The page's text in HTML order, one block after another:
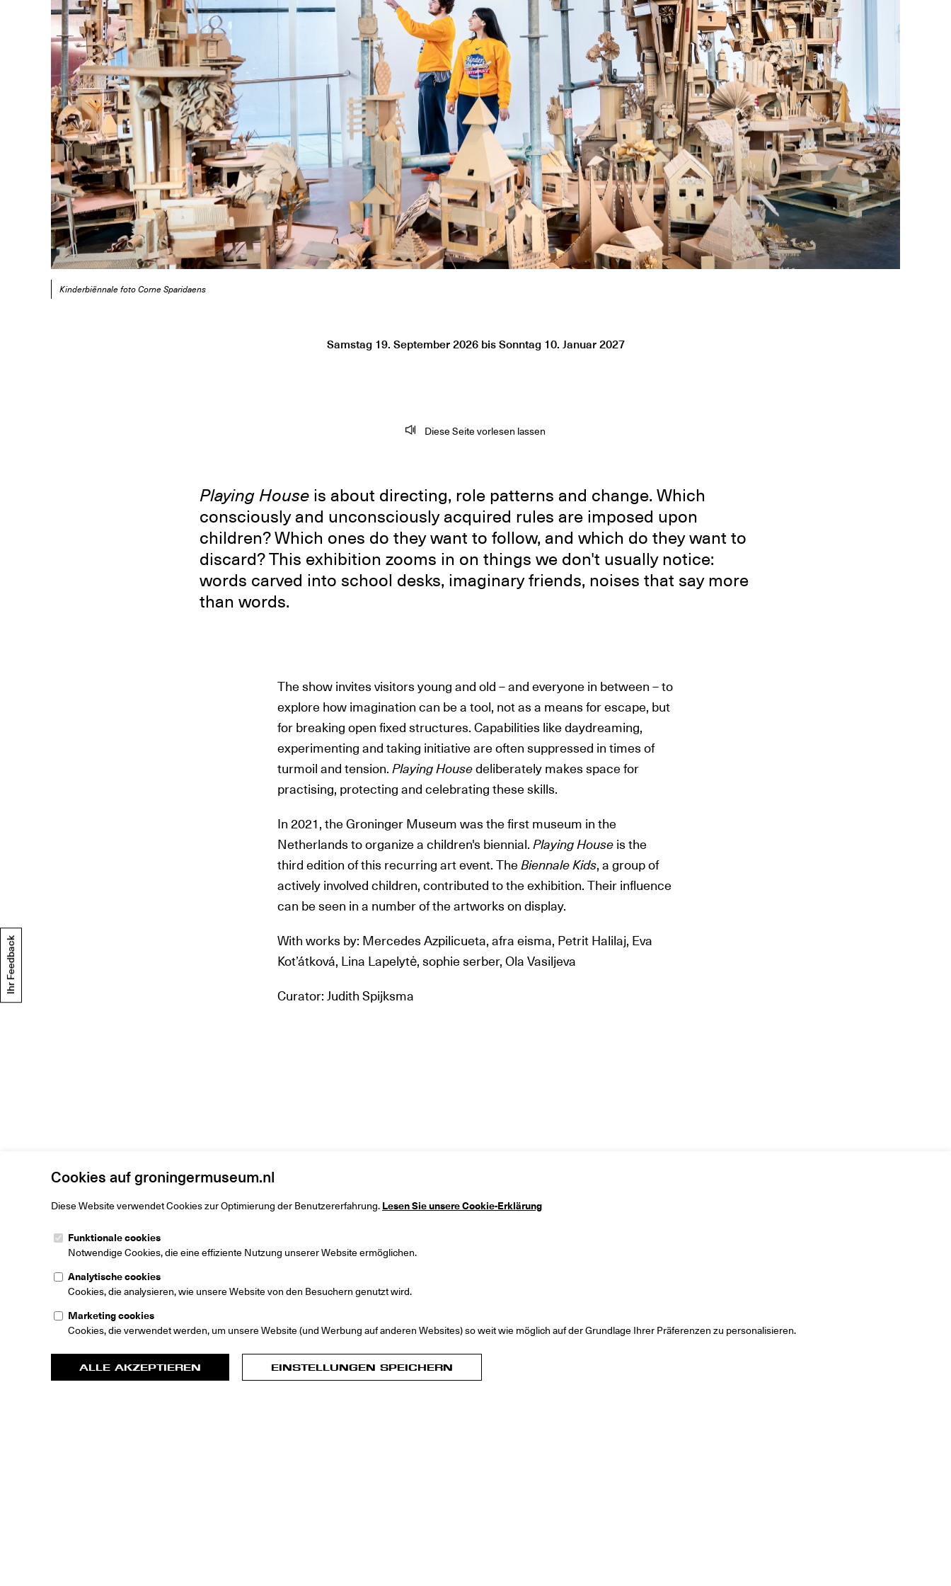
Cookies auf groningermuseum.nl
Diese Website verwendet Cookies zur Optimierung der Benutzererfahrung. Lesen Sie unsere Cookie-Erklärung
Funktionale cookies
Notwendige Cookies, die eine effiziente Nutzung unserer Website ermöglichen.
Analytische cookies
Cookies, die analysieren, wie unsere Website von den Besuchern genutzt wird.
Marketing cookies
Cookies, die verwendet werden, um unsere Website (und Werbung auf anderen Websites) so weit wie möglich auf der Grundlage Ihrer Präferenzen zu personalisieren.
ALLE AKZEPTIEREN EINSTELLUNGEN SPEICHERN
Kinderbiënnale foto Corne Sparidaens
Samstag 19. September 2026 bis Sonntag 10. Januar 2027
Diese Seite vorlesen lassen
Playing House is about directing, role patterns and change. Which
consciously and unconsciously acquired rules are imposed upon
children? Which ones do they want to follow, and which do they want to
discard? This exhibition zooms in on things we don't usually notice:
words carved into school desks, imaginary friends, noises that say more
than words.
The show invites visitors young and old – and everyone in between – to
explore how imagination can be a tool, not as a means for escape, but
for breaking open fixed structures. Capabilities like daydreaming,
experimenting and taking initiative are often suppressed in times of
turmoil and tension. Playing Housedeliberately makes space for
practising, protecting and celebrating these skills.
In 2021, the Groninger Museum was the first museum in the
Netherlands to organize a children's biennial. Playing House is the
third edition of this recurring art event. The Biennale Kids, a group of
actively involved children, contributed to the exhibition. Their influence
can be seen in a number of the artworks on display.
With works by: Mercedes Azpilicueta, afra eisma, Petrit Halilaj, Eva
Kot’átková, Lina Lapelytė, sophie serber, Ola Vasiljeva
Curator: Judith Spijksma
Ihr Feedback